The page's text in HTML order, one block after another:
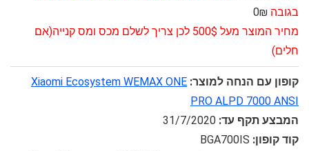
בגובה 0₪
מחיר המוצר מעל 500$ לכן צריך לשלם מכס ומס קנייה(אם
חלים)
קופון עם הנחה למוצר: Xiaomi Ecosystem WEMAX ONE
PRO ALPD 7000 ANSI
המבצע תקף עד: 31/7/2020
קוד קופון: BGA700IS